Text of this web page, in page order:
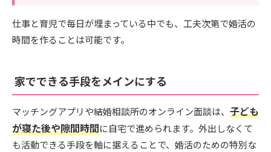
仕事と育児で毎日が埋まっている中でも、工夫次第で婚活の
時間を作ることは可能です。
家でできる手段をメインにする
マッチングアプリや結婚相談所のオンライン面談は、 子ども
が寝た後や隙間時間に自宅で進められます。外出しなくて
も活動できる手段を軸に据えることで、婚活のための特別な